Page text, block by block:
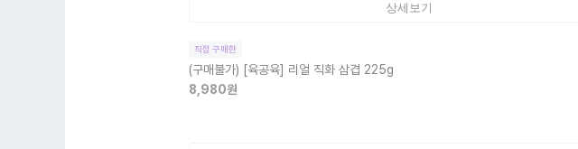
상세보기
직접 구매한
(구매불가) [육공육] 리얼 직화 삼겹 225g
8,980원